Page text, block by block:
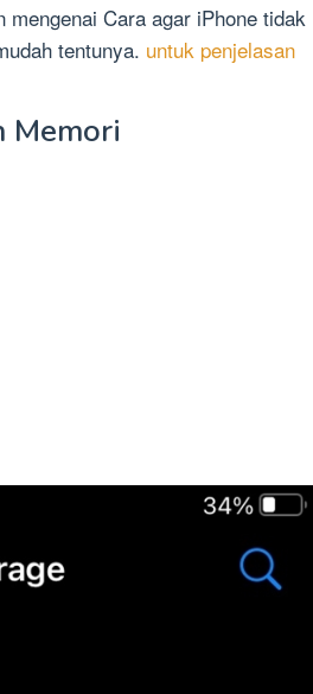
Cara agar iPhone tidak
tentunya. untuk penjelasan
Memori